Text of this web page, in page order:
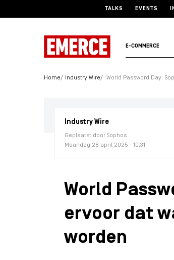
TALKS EVENTS
E-COMMERCE
Home Industry Wire World Password Day:
Industry Wire
Geplaatst door Sophos
Maandag 28 april 2025 - 10:31
World
ervoor dat
worden